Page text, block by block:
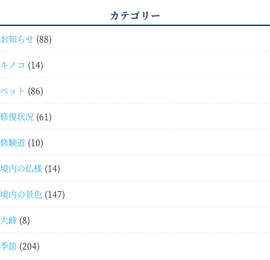
カテゴリー
お知らせ (88)
キノコ (14)
ペット (86)
修復状況 (61)
修験道 (10)
境内の仏様 (14)
境内の景色 (147)
大峰 (8)
季節 (204)